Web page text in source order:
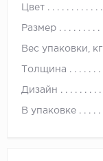
Цвет
Размер
Вес упаковки, кг
Толщина
Дизайн
В упаковке